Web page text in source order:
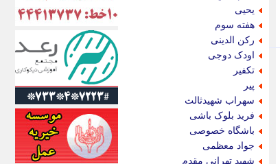
یحیی
هفته سوم
رکن الدینی
اودک دوجی
تکفیر
پیر
سهراب شهیدثالث
فرید بلوک باشی
باشگاه خصوصی
جواد معظمی
شهید تهرانی مقدم
ایران آنلاین
ایران زندگی
ایران فوری
ایرانی روز
ایرانیتال
ایرنا
ایسکانیوز
ایسنا
ایکنا
ایلنا
اینتیتر